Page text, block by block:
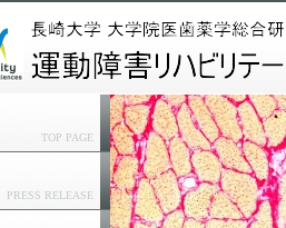
TOP PAGE
PRESS RELEASE